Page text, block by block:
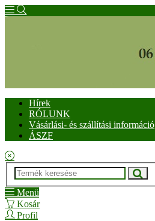
Hírek
RÓLUNK
Vásárlási- és szállítási információ
ÁSZF
Menü
Kosár
Profil